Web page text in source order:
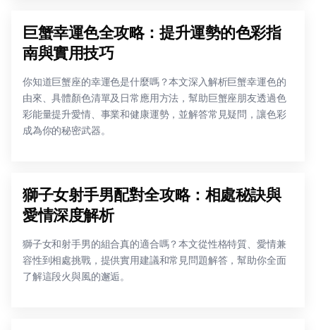
巨蟹幸運色全攻略：提升運勢的色彩指
南與實用技巧
你知道巨蟹座的幸運色是什麼嗎？本文深入解析巨蟹幸運色的
由來、具體顏色清單及日常應用方法，幫助巨蟹座朋友透過色
彩能量提升愛情、事業和健康運勢，並解答常見疑問，讓色彩
成為你的秘密武器。
獅子女射手男配對全攻略：相處秘訣與
愛情深度解析
獅子女和射手男的組合真的適合嗎？本文從性格特質、愛情兼
容性到相處挑戰，提供實用建議和常見問題解答，幫助你全面
了解這段火與風的邂逅。